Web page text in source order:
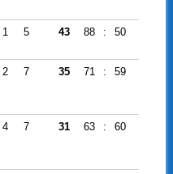
1 5 43 88 : 50
2 7 35 71 : 59
4 7 31 63 : 60